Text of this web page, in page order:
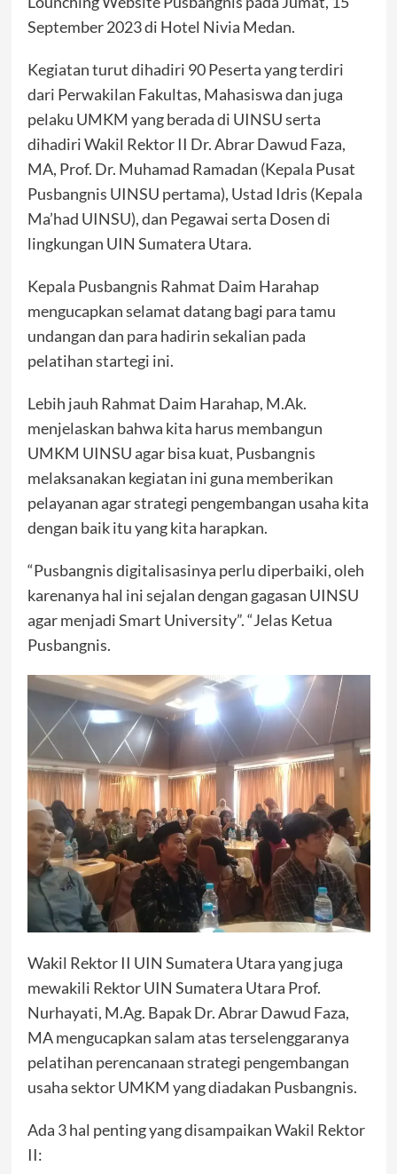
September 2023 di Hotel Nivia Medan.
Kegiatan turut dihadiri 90 Peserta yang terdiri
dari Perwakilan Fakultas, Mahasiswa dan juga
pelaku UMKM yang berada di UINSU serta
dihadiri Wakil Rektor II Dr. Abrar Dawud Faza,
MA, Prof. Dr. Muhamad Ramadan (Kepala Pusat
Pusbangnis UINSU pertama), Ustad Idris (Kepala
Ma’had UINSU), dan Pegawai serta Dosen di
lingkungan UIN Sumatera Utara.
Kepala Pusbangnis Rahmat Daim Harahap
mengucapkan selamat datang bagi para tamu
undangan dan para hadirin sekalian pada
pelatihan startegi ini.
Lebih jauh Rahmat Daim Harahap, M.Ak.
menjelaskan bahwa kita harus membangun
UMKM UINSU agar bisa kuat, Pusbangnis
melaksanakan kegiatan ini guna memberikan
pelayanan agar strategi pengembangan usaha kita
dengan baik itu yang kita harapkan.
“Pusbangnis digitalisasinya perlu diperbaiki, oleh
karenanya hal ini sejalan dengan gagasan UINSU
agar menjadi Smart University”. “Jelas Ketua
Pusbangnis.
Wakil Rektor II UIN Sumatera Utara yang juga
mewakili Rektor UIN Sumatera Utara Prof.
Nurhayati, M.Ag. Bapak Dr. Abrar Dawud Faza,
MA mengucapkan salam atas terselenggaranya
pelatihan perencanaan strategi pengembangan
usaha sektor UMKM yang diadakan Pusbangnis.
Ada 3 hal penting yang disampaikan Wakil Rektor
II: